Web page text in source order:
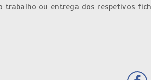
trabalho ou entrega dos respetivos